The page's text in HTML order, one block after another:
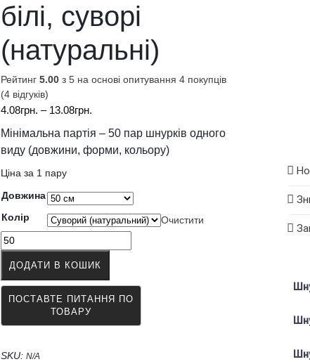
білі, суворі
(натуральні)
Рейтинг 5.00з 5 на основі опитування 4покупців
(4відгуків)
4.08грн. – 13.08грн.
4.08грн.
13.08грн.
Мінімальна партія – 50 пар шнурків одного
виду (довжини, форми, кольору)
Ціна за 1 пару
Довжина
Колір
Очистити
Шнурки
для
взуття
бавовняні
(хб)
8
чорні,
ДОДАТИ В КОШИК
SKU: N/A